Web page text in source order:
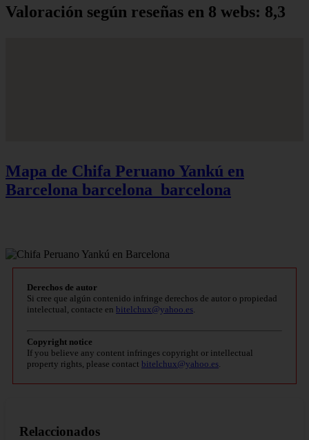
Valoración según reseñas en 8 webs: 8,3
Mapa de Chifa Peruano Yankú en
Barcelona barcelona_barcelona
Derechos de autor
Si cree que algún contenido infringe derechos de autor o propiedad
intelectual, contacte en bitelchux@yahoo.es
Copyright notice
If you believe any content infringes copyright or intellectual
property rights, please contact bitelchux@yahoo.es
Relaccionados